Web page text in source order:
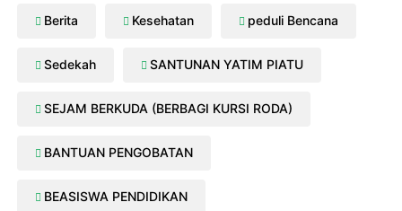
Berita Kesehatan peduli Bencana
Sedekah SANTUNAN YATIM PIATU
SEJAM BERKUDA (BERBAGI KURSI RODA)
BANTUAN PENGOBATAN
BEASISWA PENDIDIKAN